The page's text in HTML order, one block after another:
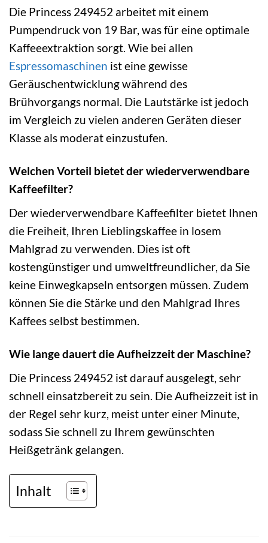
Die Princess 249452 arbeitet mit einem
Pumpendruck von 19 Bar, was für eine optimale
Kaffeeextraktion sorgt. Wie bei allen
Espressomaschinen ist eine gewisse
Geräuschentwicklung während des
Brühvorgangs normal. Die Lautstärke ist jedoch
im Vergleich zu vielen anderen Geräten dieser
Klasse als moderat einzustufen.
Welchen Vorteil bietet der wiederverwendbare
Kaffeefilter?
Der wiederverwendbare Kaffeefilter bietet Ihnen
die Freiheit, Ihren Lieblingskaffee in losem
Mahlgrad zu verwenden. Dies ist oft
kostengünstiger und umweltfreundlicher, da Sie
keine Einwegkapseln entsorgen müssen. Zudem
können Sie die Stärke und den Mahlgrad Ihres
Kaffees selbst bestimmen.
Wie lange dauert die Aufheizzeit der Maschine?
Die Princess 249452 ist darauf ausgelegt, sehr
schnell einsatzbereit zu sein. Die Aufheizzeit ist in
der Regel sehr kurz, meist unter einer Minute,
sodass Sie schnell zu Ihrem gewünschten
Heißgetränk gelangen.
Inhalt